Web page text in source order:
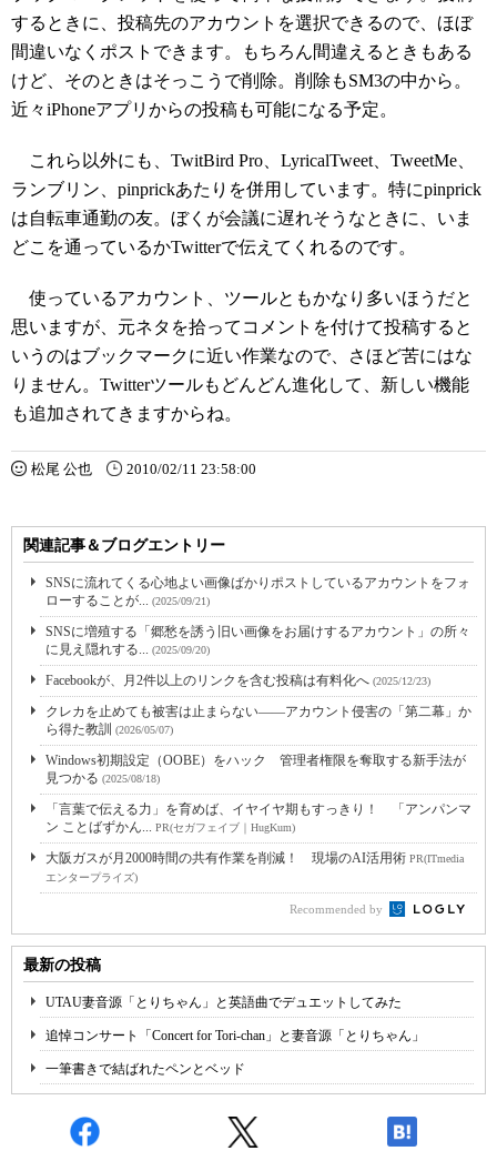
するときに、投稿先のアカウントを選択できるので、ほぼ
間違いなくポストできます。もちろん間違えるときもある
けど、そのときはそっこうで削除。削除もSM3の中から。
近々iPhoneアプリからの投稿も可能になる予定。
これら以外にも、TwitBird Pro、LyricalTweet、TweetMe、
ランブリン、pinprickあたりを併用しています。特にpinprick
は自転車通勤の友。ぼくが会議に遅れそうなときに、いま
どこを通っているかTwitterで伝えてくれるのです。
使っているアカウント、ツールともかなり多いほうだと
思いますが、元ネタを拾ってコメントを付けて投稿すると
いうのはブックマークに近い作業なので、さほど苦にはな
りません。Twitterツールもどんどん進化して、新しい機能
も追加されてきますからね。
松尾 公也 2010/02/11 23:58:00
関連記事＆ブログエントリー
SNSに流れてくる心地よい画像ばかりポストしているアカウントをフォ
ローすることが... (2025/09/21)
SNSに増殖する「郷愁を誘う旧い画像をお届けするアカウント」の所々
に見え隠れする... (2025/09/20)
Facebookが、月2件以上のリンクを含む投稿は有料化へ (2025/12/23)
クレカを止めても被害は止まらない――アカウント侵害の「第二幕」か
ら得た教訓
(2026/05/07)
Windows初期設定（OOBE）をハック 管理者権限を奪取する新手法が
見つかる (2025/08/18)
「言葉で伝える力」を育めば、イヤイヤ期もすっきり！ 「アンパンマ
ン ことばずかん... PR(セガフェイブ｜HugKum)
大阪ガスが月2000時間の共有作業を削減！ 現場のAI活用術 PR(ITmedia
エンタープライズ)
Recommended by
最新の投稿
UTAU妻音源「とりちゃん」と英語曲でデュエットしてみた
追悼コンサート「Concert for Tori-chan」と妻音源「とりちゃん」
一筆書きで結ばれたペンとベッド